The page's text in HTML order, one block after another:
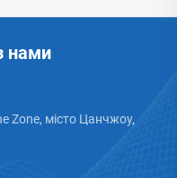
нами
Zone, місто Цанчжоу,